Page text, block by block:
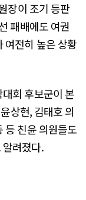
장이 조기 등판
패배에도 여권
여전히 높은 상황
회 후보군이 본
상현, 김태호 의
등 친윤 의원들도
려졌다.